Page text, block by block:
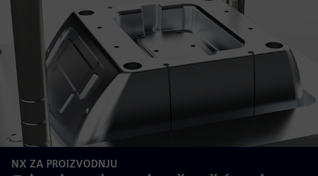
NX ZA PROIZVODNJU